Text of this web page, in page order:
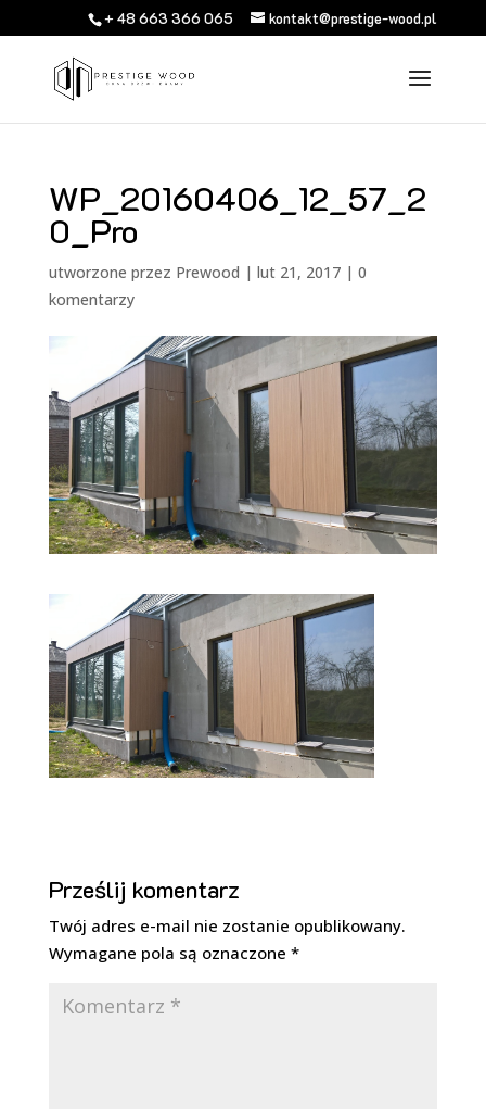
+ 48 663 366 065 kontakt@prestige-wood.pl
WP_20160406_12_57_2
0_Pro
utworzone przez Prewood | lut 21, 2017| 0
komentarzy
Prześlij komentarz
Twój adres e-mail nie zostanie opublikowany.
Wymagane pola są oznaczone *